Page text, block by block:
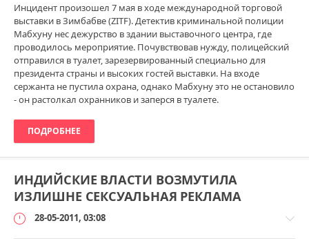
Инцидент произошел 7 мая в ходе международной торговой
выставки в Зимбабве (ZITF). Детектив криминальной полиции
Мабхуну нес дежурство в здании выставочного центра, где
проводилось мероприятие. Почувствовав нужду, полицейский
отправился в туалет, зарезервированный специально для
президента страны и высоких гостей выставки. На входе
сержанта не пустила охрана, однако Мабхуну это не остановило
- он растолкал охранников и заперся в туалете.
ПОДРОБНЕЕ
ИНДИЙСКИЕ ВЛАСТИ ВОЗМУТИЛА
ИЗЛИШНЕ СЕКСУАЛЬНАЯ РЕКЛАМА
28-05-2011, 03:08